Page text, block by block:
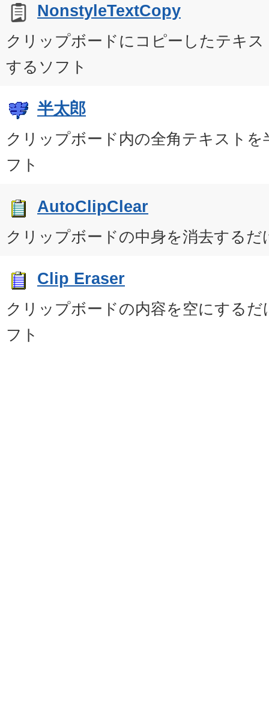
NonstyleTextCopy
クリップボードにコピーしたテキ
するソフト
半太郎
クリップボード内の全角テキストを
フト
AutoClipClear
クリップボードの中身を消去するだ
Clip Eraser
クリップボードの内容を空にする
フト